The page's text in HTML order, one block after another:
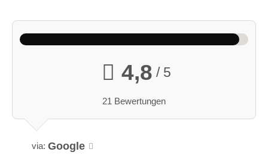
4,8 / 5
21 Bewertungen
via: Google